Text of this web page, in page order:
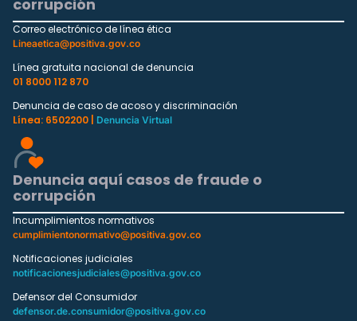
corrupción
Correo electrónico de línea ética
Lineaetica@positiva.gov.co
Línea gratuita nacional de denuncia
01 8000 112 870
Denuncia de caso de acoso y discriminación
Línea: 6502200 |
Denuncia Virtual
Denuncia aquí casos de fraude o
corrupción
Incumplimientos normativos
cumplimientonormativo@positiva.gov.co
Notificaciones judiciales
notificacionesjudiciales@positiva.gov.co
Defensor del Consumidor
defensor.de.consumidor@positiva.gov.co